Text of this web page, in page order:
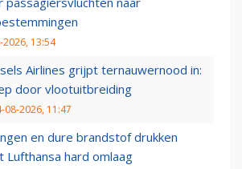
2026, 13:54
Airlines grijpt ternauwernood in:
door vlootuitbreiding
08-2026, 11:47
en dure brandstof drukken
Lufthansa hard omlaag